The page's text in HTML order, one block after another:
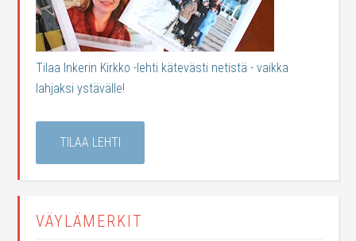
Tilaa Inkerin Kirkko -lehti kätevästi netistä - vaikka
lahjaksi ystävälle!
TILAA LEHTI
VÄYLÄMERKIT